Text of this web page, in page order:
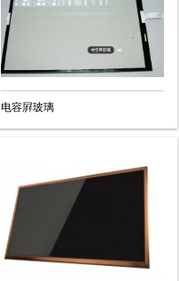
电容屛玻璃